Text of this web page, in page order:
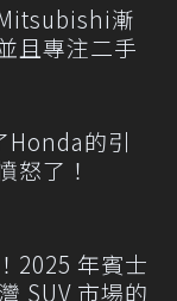
漸
且專注二手
Honda的引
怒了！
2025 年賓士
SUV 市場的